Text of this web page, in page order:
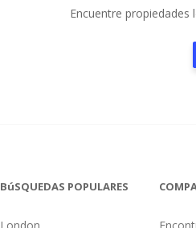
Encuentre
BúSQUEDAS POPULARES